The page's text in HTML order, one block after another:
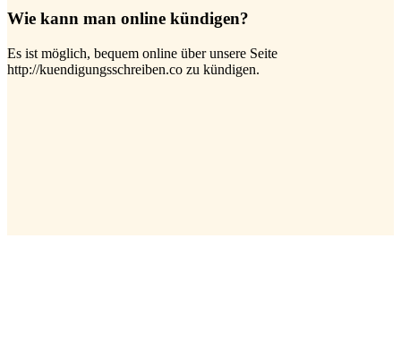
Wie kann man online kündigen?
Es ist möglich, bequem online über unsere Seite
http://kuendigungsschreiben.co zu kündigen.